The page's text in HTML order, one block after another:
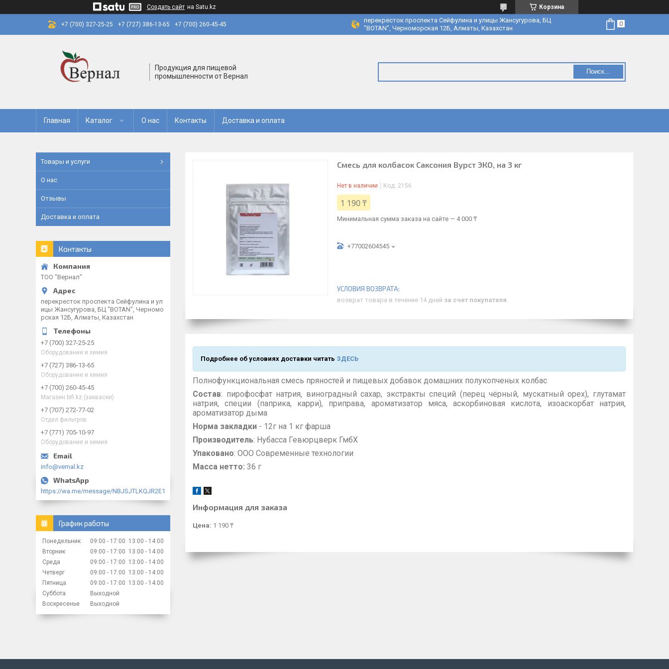
Создать сайт на Satu.kz Корзина
+7 (700) 327-25-25 +7 (727) 386-13-65 +7 (700) 260-45-45
перекресток проспекта Сейфулина и улицы Жансугурова, БЦ
"BOTAN", Черноморская 12Б, Алматы, Казахстан
Продукция для пищевой
промышленности от Вернал
Поиск...
Главная Каталог О нас Контакты Доставка и оплата
Смесь для колбасок Саксония Вурст ЭКО, на 3 кг
Нет в наличии Код: 2156
1 190 ₸
Минимальная сумма заказа на сайте — 4 000 ₸
+77002604545
возврат товара в течение 14 дней за счет покупателя
Подробнее об условиях доставки читать ЗДЕСЬ
Полнофункциональная смесь пряностей и пищевых добавок домашних полукопченых колбас
Состав: пирофосфат натрия, виноградный сахар, экстракты специй (перец чёрный, мускатный орех), глутамат
натрия, специи (паприка, карри), приправа, ароматизатор мяса, аскорбиновая кислота, изоаскорбат натрия,
ароматизатор дыма
Норма закладки - 12г на 1 кг фарша
Производитель: Нубасса Гевюрцверк ГмбХ
Упаковано: ООО Современные технологии
Масса нетто: 36 г
Информация для заказа
Цена: 1 190 ₸
Товары и услуги
О нас
Отзывы
Доставка и оплата
Контакты
ТОО "Вернал"
перекресток проспекта Сейфулина и ул
ицы Жансугурова, БЦ "BOTAN", Черномо
рская 12Б, Алматы, Казахстан
+7 (700) 327-25-25
Оборудование и химия
+7 (727) 386-13-65
Оборудование и химия
+7 (700) 260-45-45
Магазин bifi.kz (закваски)
+7 (707) 272-77-02
Отдел фильтров
+7 (771) 705-10-97
Оборудование и химия
info@vernal.kz
https://wa.me/message/NBJSJTLKQJR2E1
График работы
Понедельник 09:00 17:00 13:00
14:00
Вторник
09:00 17:00 13:00
14:00
Среда
09:00 17:00 13:00
14:00
Четверг
09:00 17:00 13:00
14:00
Пятница
09:00 17:00 13:00
14:00
Суббота
Выходной
Воскресенье
Выходной